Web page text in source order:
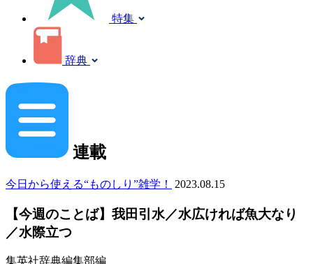
特集
辞典
連載
今日から使える“ものしり”雑学！ 2023.08.15
【今週のことば】我田引水／水広ければ魚大なり
／水際立つ
集英社辞典編集部編